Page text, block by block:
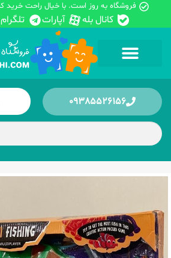
فروشگاه به روز است. با خیال راحت خرید
کانال بله آپارات تلگرام
09385526156